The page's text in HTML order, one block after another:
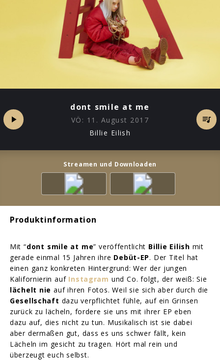
dont smile at me
VÖ: 11. August 2017
Billie Eilish
Streamen und Downloaden
Produktinformation
Mit “dont smile at me” veröffentlicht Billie Eilish mit
gerade einmal 15 Jahren ihre Debüt-EP. Der Titel hat
einen ganz konkreten Hintergrund: Wer der jungen
Kalifornierin auf Instagram und Co. folgt, der weiß: Sie
lächelt nie auf ihren Fotos. Weil sie sich aber durch die
Gesellschaft dazu verpflichtet fühle, auf ein Grinsen
zurück zu lächeln, fordere sie uns mit ihrer EP eben
dazu auf, dies nicht zu tun. Musikalisch ist sie dabei
aber dermaßen gut, dass es uns schwer fällt, kein
Lächeln im gesicht zu tragen. Hört mal rein und
überzeugt euch selbst.